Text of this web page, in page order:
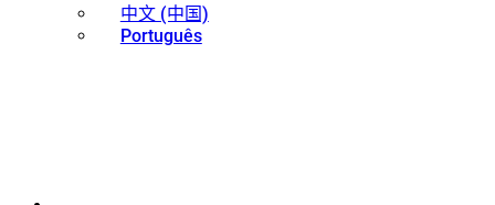
中文 (中国)
Português